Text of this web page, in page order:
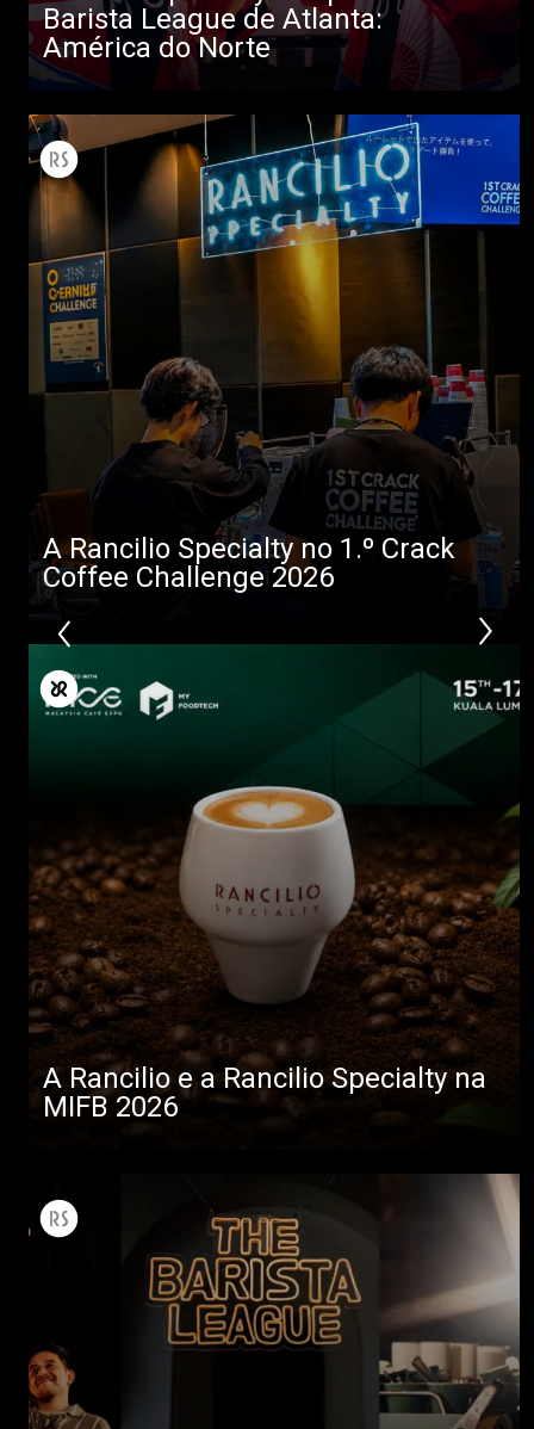
Barista League de Atlanta:
América do Norte
A Rancilio Specialty no 1.º Crack
Coffee Challenge 2026
A Rancilio e a Rancilio Specialty na
MIFB 2026
Todos
Produtos
Notícias
Descarregar
Mais